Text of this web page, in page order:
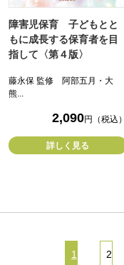
障害児保育 子どもとと
もに成長する保育者を目
指して〈第４版〉
藤永保 監修 阿部五月・大
熊...
2,090円（税込）
詳しく見る
1 2